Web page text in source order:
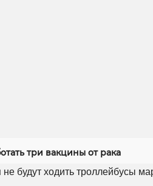
три вакцины от рака